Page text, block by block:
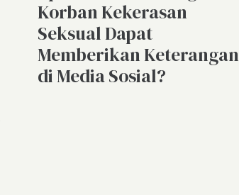
Korban Kekerasan
Seksual Dapat
Memberikan Keterangan
di Media Sosial?